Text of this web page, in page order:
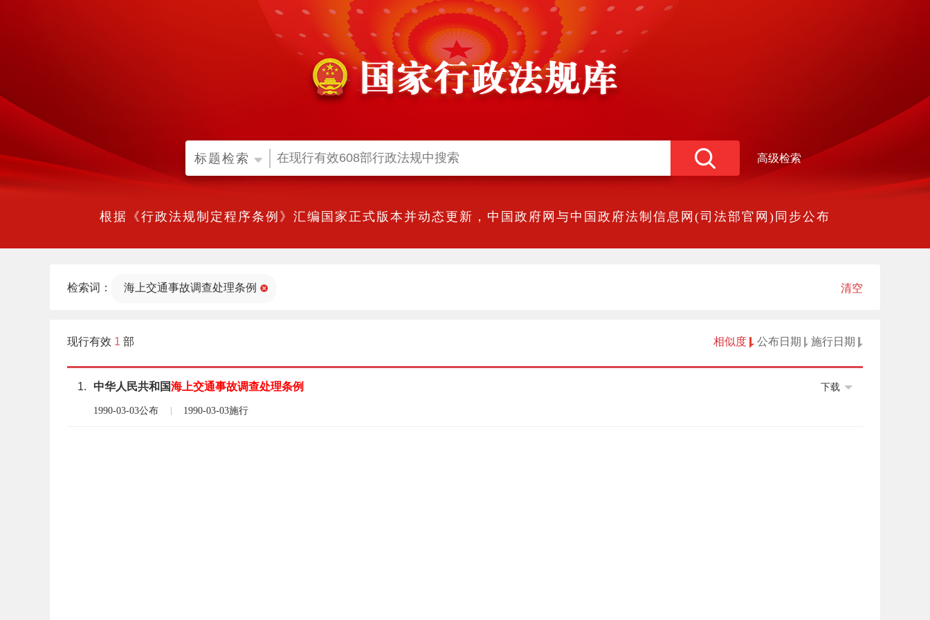
标题检索 高级检索
根据《行政法规制定程序条例》汇编国家正式版本并动态更新，中国政府网与中国政府法制信息网(司法部官网)同步公布
检索词： 海上交通事故调查处理条例 清空
现行有效 1 部 相似度 公布日期 施行日期
1. 中华人民共和国海上交通事故调查处理条例
1990-03-03公布 1990-03-03施行
下载